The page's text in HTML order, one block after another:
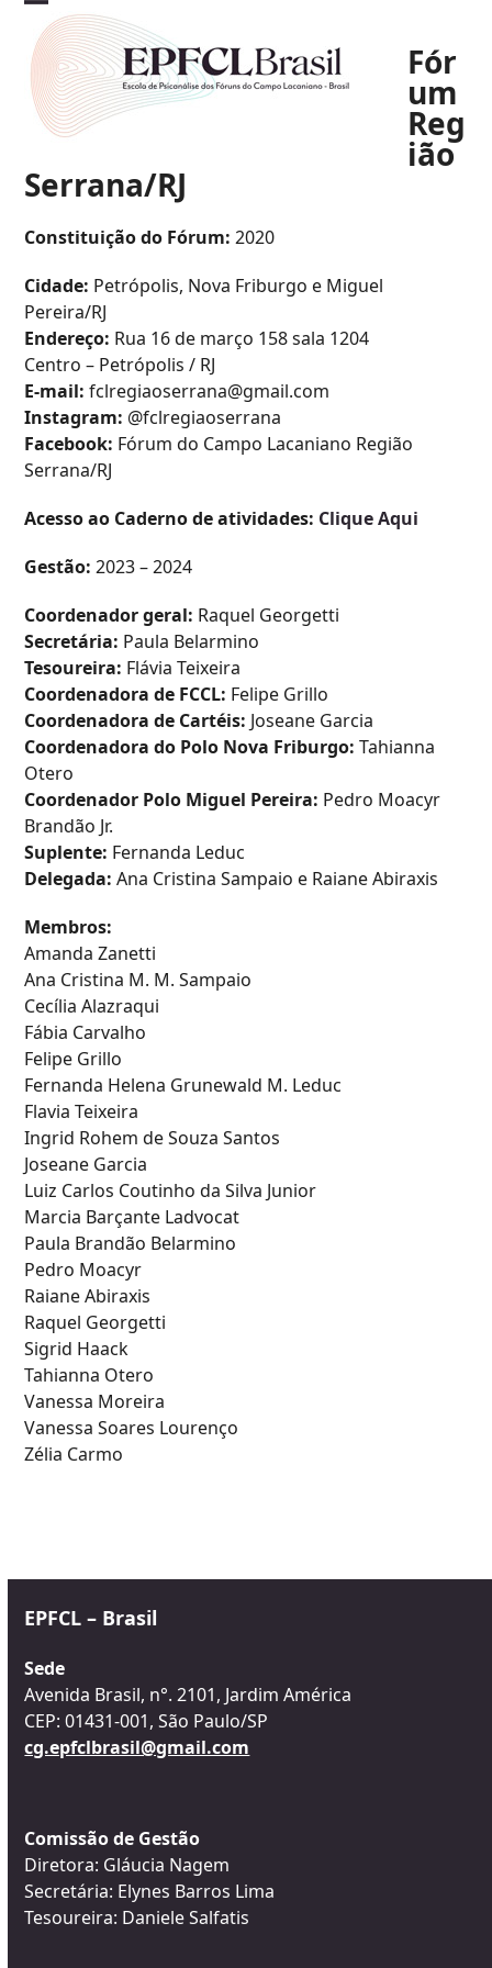
Skip
content
Open
mobile
menu
Close
mobile
menu
Fór
um
Reg
ião
Serrana/RJ
Constituição do Fórum: 2020
Cidade: Petrópolis, Nova Friburgo e Miguel
Pereira/RJ
Endereço: Rua 16 de março 158 sala 1204
Centro – Petrópolis / RJ
E-mail:fclregiaoserrana@gmail.com
Instagram: @fclregiaoserrana
Facebook: Fórum do Campo Lacaniano Região
Serrana/RJ
Acesso ao Caderno de atividades: Clique Aqui
Gestão: 2023 – 2024
Coordenador geral: Raquel Georgetti
Secretária: Paula Belarmino
Tesoureira: Flávia Teixeira
Coordenadora de FCCL: Felipe Grillo
Coordenadora de Cartéis: Joseane Garcia
Coordenadora do Polo Nova Friburgo: Tahianna
Otero
Coordenador Polo Miguel Pereira: Pedro Moacyr
Brandão Jr.
Suplente: Fernanda Leduc
Delegada: Ana Cristina Sampaio e Raiane Abiraxis
Membros:
Amanda Zanetti
Ana Cristina M. M. Sampaio
Cecília Alazraqui
Fábia Carvalho
Felipe Grillo
Fernanda Helena Grunewald M. Leduc
Flavia Teixeira
Ingrid Rohem de Souza Santos
Joseane Garcia
Luiz Carlos Coutinho da Silva Junior
Marcia Barçante Ladvocat
Paula Brandão Belarmino
Pedro Moacyr
Raiane Abiraxis
Raquel Georgetti
Sigrid Haack
Tahianna Otero
Vanessa Moreira
Vanessa Soares Lourenço
Zélia Carmo
EPFCL – Brasil
Sede
Avenida Brasil, n°. 2101, Jardim América
CEP: 01431-001, São Paulo/SP
cg.epfclbrasil@gmail.com
Comissão de Gestão
Diretora: Gláucia Nagem
Secretária: Elynes Barros Lima
Tesoureira: Daniele Salfatis